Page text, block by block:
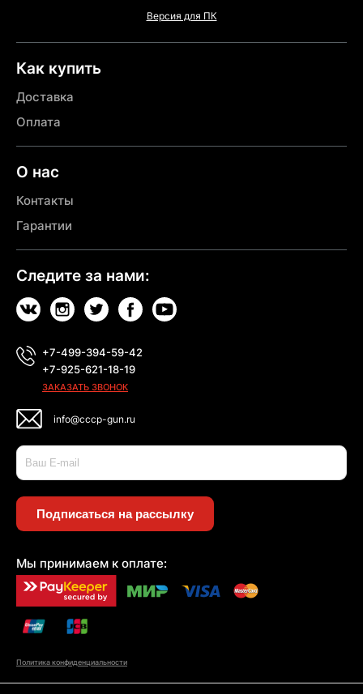
Версия для ПК
Как купить
Доставка
Оплата
О нас
Контакты
Гарантии
Следите за нами:
+7-499-394-59-42
+7-925-621-18-19
ЗАКАЗАТЬ ЗВОНОК
info@cccp-gun.ru
Подписаться на рассылку
Мы принимаем к оплате:
Политика конфиденциальности